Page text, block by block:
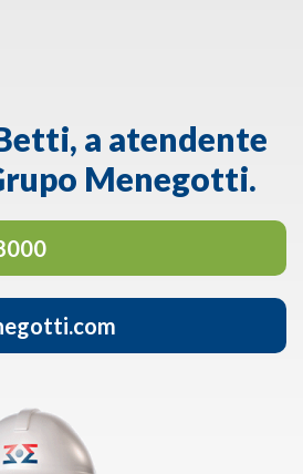
a atendente
Menegotti.